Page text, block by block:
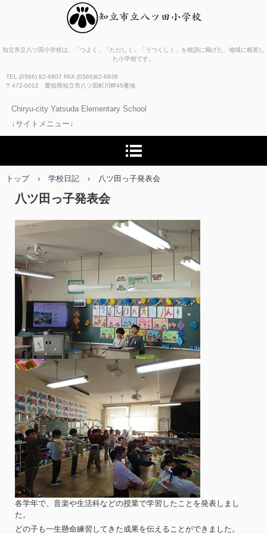
知立市立八ツ田小学校
知立市立八ツ田小学校は、「つよく」「ただしく」「うつくしく」を校訓に掲げた、地域に根差し
た小学校です。
TEL.(0566) 82-6807 FAX.(0566)82-6838
〒472-0012 愛知県知立市八ツ田町川畔45番地
Chiryu-city Yatsuda Elementary School
↓サイトメニュー↓
トップ › 学校日記 › 八ツ田っ子発表会
八ツ田っ子発表会
各学年で、音楽や生活科などの授業で学習したことを発表しまし
た。
どの子も一生懸命練習してきた成果を伝えることができました。